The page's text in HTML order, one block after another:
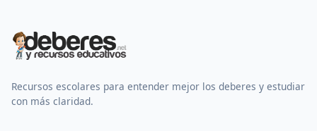
Recursos escolares para entender mejor los deberes y estudiar
con más claridad.